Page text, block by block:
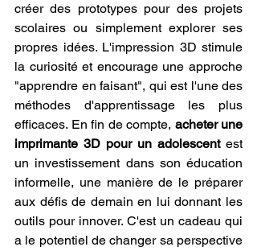
créer des prototypes pour des projets
scolaires ou simplement explorer ses
propres idées. L'impression 3D stimule
la curiosité et encourage une approche
"apprendre en faisant", qui est l'une des
méthodes d'apprentissage les plus
efficaces. En fin de compte, acheter une
imprimante 3D pour un adolescent est
un investissement dans son éducation
informelle, une manière de le préparer
aux défis de demain en lui donnant les
outils pour innover. C'est un cadeau qui
a le potentiel de changer sa perspective